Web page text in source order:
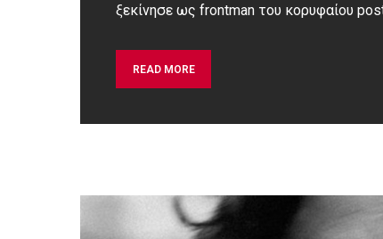
ξεκίνησε ως frontman του κορυφαίου
READ MORE